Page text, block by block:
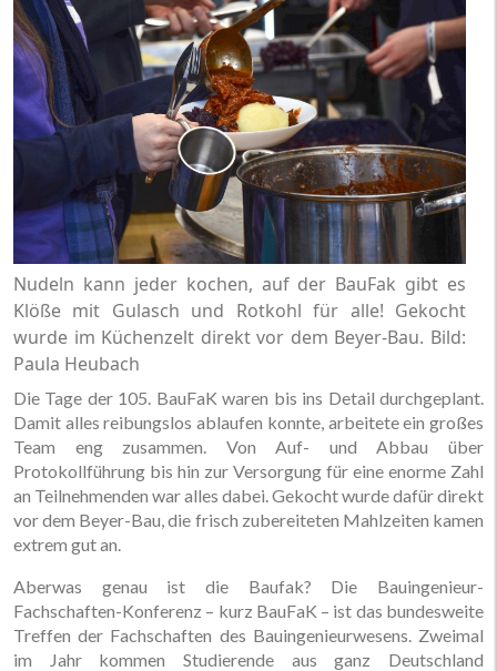
Nudeln kann jeder kochen, auf der BauFak gibt es
Klöße mit Gulasch und Rotkohl für alle! Gekocht
wurde im Küchenzelt direkt vor dem Beyer-Bau. Bild:
Paula Heubach
Die Tage der 105. BauFaK waren bis ins Detail durchgeplant.
Damit alles reibungslos ablaufen konnte, arbeitete ein großes
Team eng zusammen. Von Auf- und Abbau über
Protokollführung bis hin zur Versorgung für eine enorme Zahl
an Teilnehmenden war alles dabei. Gekocht wurde dafür direkt
vor dem Beyer-Bau, die frisch zubereiteten Mahlzeiten kamen
extrem gut an.
Aberwas genau ist die Baufak? Die Bauingenieur-
Fachschaften-Konferenz – kurz BauFaK – ist das bundesweite
Treffen der Fachschaften des Bauingenieurwesens. Zweimal
im Jahr kommen Studierende aus ganz Deutschland